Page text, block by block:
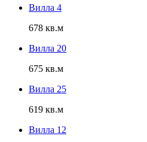
Вилла 4
678 кв.м
Вилла 20
675 кв.м
Вилла 25
619 кв.м
Вилла 12